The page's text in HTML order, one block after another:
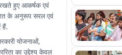
हुए आकर्षक एवं
के अनुरूप सरल एवं
हैं.
योजनाओं,
का उद्देश्य केवल